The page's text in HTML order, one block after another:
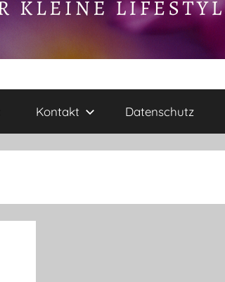
Kontakt Datenschutz